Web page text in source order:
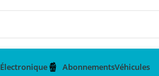
Électronique AbonnementsVéhicules